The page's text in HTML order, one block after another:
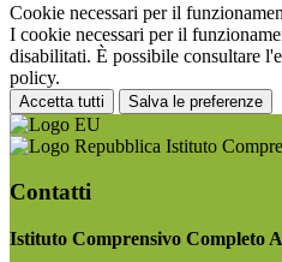
Cookie necessari per il
I cookie necessari per il
disabilitati. È possibile consultare
policy.
Accetta tutti Salva le preferenze
Istituto
Contatti
Istituto Comprensivo Completo